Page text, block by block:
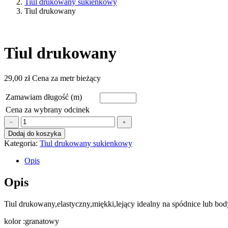
Tiul drukowany
Tiul drukowany
29,00 złCena za metr bieżący
Zamawiam długość (m)
Cena za wybrany odcinek
ilość
Tiul
drukowany
﹣
﹢
Dodaj do koszyka
Kategoria: Tiul drukowany sukienkowy
Opis
Opis
Tiul drukowany,elastyczny,miękki,lejący idealny na spódnice lub
kolor :granatowy